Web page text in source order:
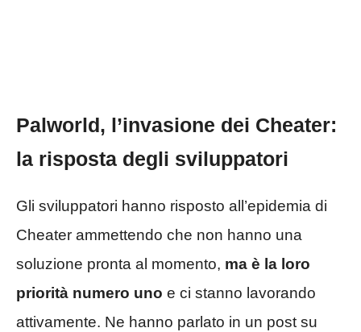
Palworld, l’invasione dei Cheater:
la risposta degli sviluppatori
Gli sviluppatori hanno risposto all’epidemia di
Cheater ammettendo che non hanno una
soluzione pronta al momento, ma è la loro
priorità numero uno e ci stanno lavorando
attivamente. Ne hanno parlato in un post su